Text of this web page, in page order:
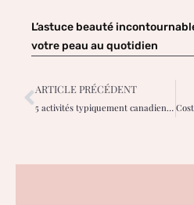
L’astuce beauté
votre peau au quotidien
ARTICLE PRÉCÉDENT
5 activités typiquement canadiennes à tester lors de votre voyage